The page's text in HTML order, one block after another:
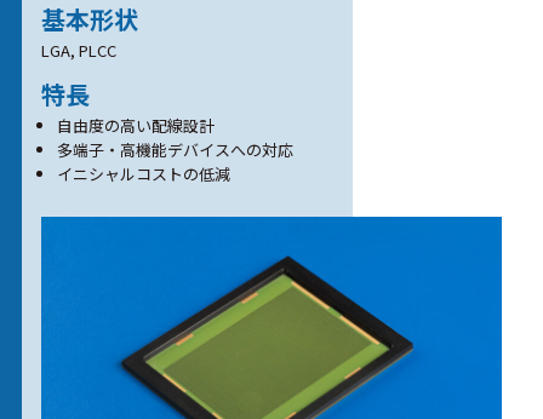
基本形状
LGA, PLCC
特長
自由度の高い配線設計
多端子・高機能デバイスへの対応
イニシャルコストの低減